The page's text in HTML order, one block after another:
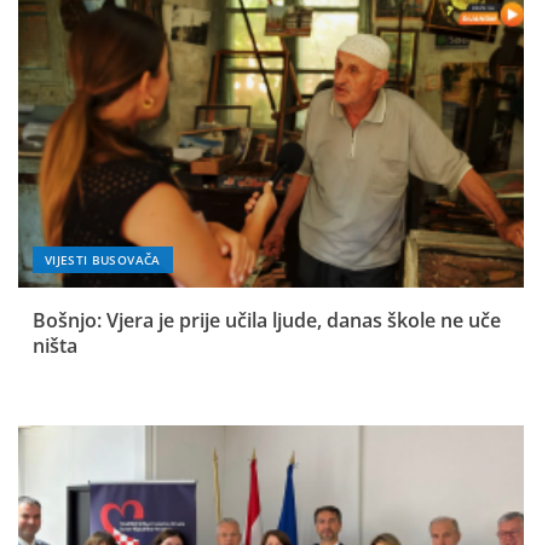
VIJESTI BUSOVAČA
Bošnjo: Vjera je prije učila ljude, danas škole ne uče
ništa